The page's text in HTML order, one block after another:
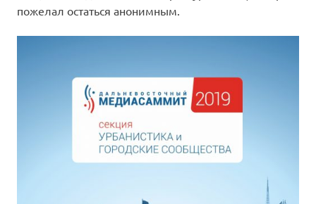
пожелал остаться анонимным.